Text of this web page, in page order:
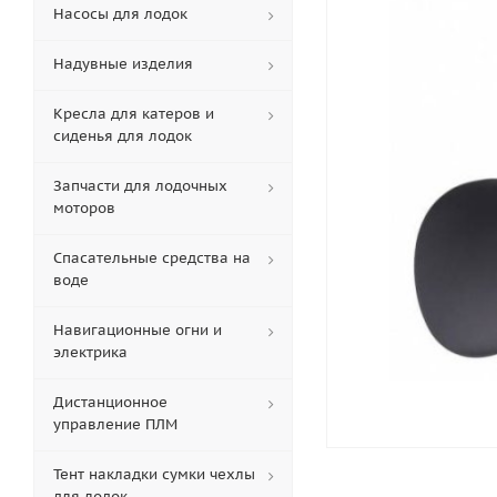
Насосы для лодок
Надувные изделия
Кресла для катеров и
сиденья для лодок
Запчасти для лодочных
моторов
Спасательные средства на
воде
Навигационные огни и
электрика
Дистанционное
управление ПЛМ
Тент накладки сумки чехлы